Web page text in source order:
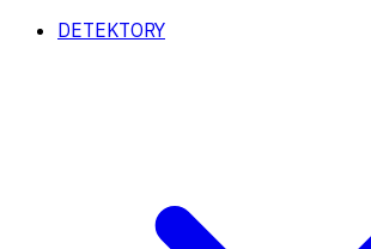
DETEKTORY